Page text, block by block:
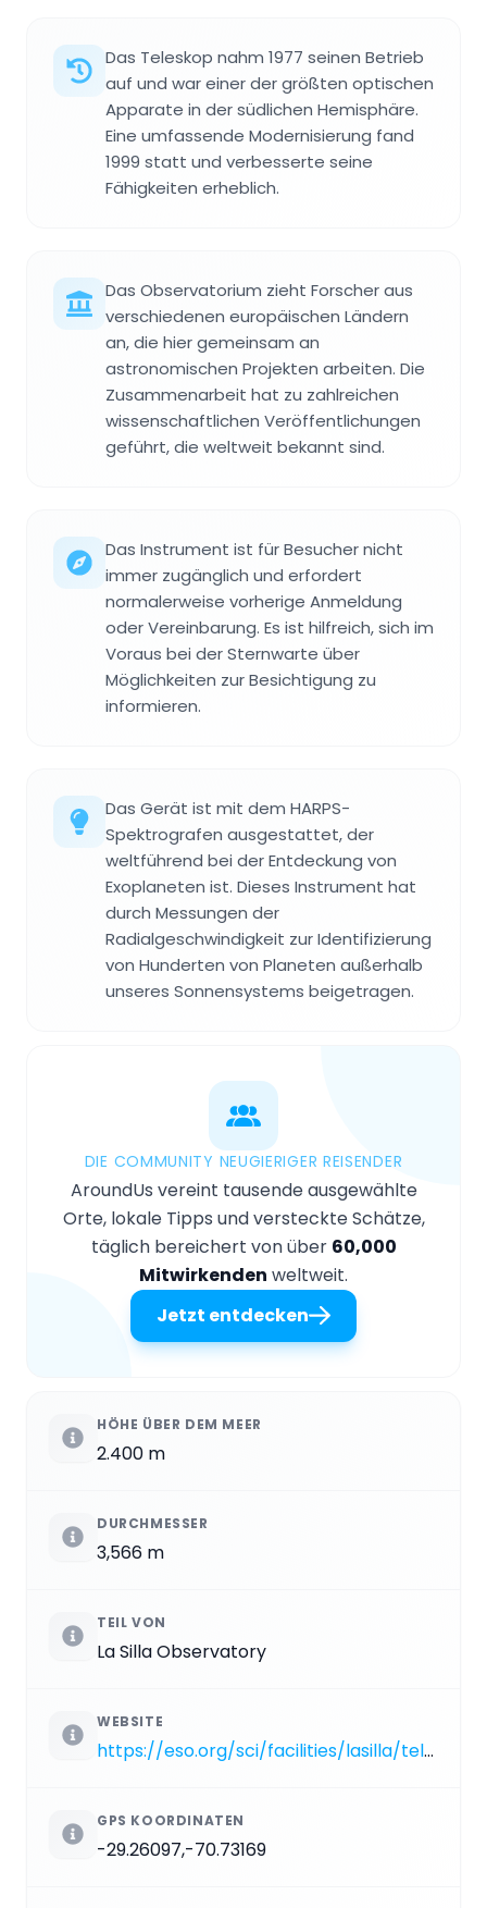
Das Teleskop nahm 1977 seinen Betrieb
auf und war einer der größten optischen
Apparate in der südlichen Hemisphäre.
Eine umfassende Modernisierung fand
1999 statt und verbesserte seine
Fähigkeiten erheblich.
Das Observatorium zieht Forscher aus
verschiedenen europäischen Ländern
an, die hier gemeinsam an
astronomischen Projekten arbeiten. Die
Zusammenarbeit hat zu zahlreichen
wissenschaftlichen Veröffentlichungen
geführt, die weltweit bekannt sind.
Das Instrument ist für Besucher nicht
immer zugänglich und erfordert
normalerweise vorherige Anmeldung
oder Vereinbarung. Es ist hilfreich, sich im
Voraus bei der Sternwarte über
Möglichkeiten zur Besichtigung zu
informieren.
Das Gerät ist mit dem HARPS-
Spektrografen ausgestattet, der
weltführend bei der Entdeckung von
Exoplaneten ist. Dieses Instrument hat
durch Messungen der
Radialgeschwindigkeit zur Identifizierung
von Hunderten von Planeten außerhalb
unseres Sonnensystems beigetragen.
DIE COMMUNITY NEUGIERIGER REISENDER
AroundUs vereint tausende ausgewählte
Orte, lokale Tipps und versteckte Schätze,
täglich bereichert von über 60,000
Mitwirkenden weltweit.
Jetzt entdecken
HÖHE ÜBER DEM MEER
2.400 m
DURCHMESSER
3,566 m
TEIL VON
La Silla Observatory
WEBSITE
https://eso.org/sci/facilities/lasilla/telescopes/3p6.html
GPS KOORDINATEN
-29.26097,-70.73169